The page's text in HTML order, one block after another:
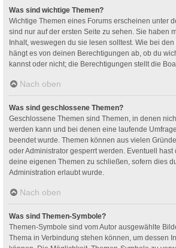
Was sind wichtige Themen?
Wichtige Themen eines Forums erscheinen unter
sind nur auf der ersten Seite zu sehen. Sie haben
Inhalt, weswegen du sie lesen solltest. Wie bei
hängt es von deinen Berechtigungen ab, ob du
kannst oder nicht; die Berechtigungen stellt die
Nach oben
Was sind geschlossene Themen?
Geschlossene Themen sind Themen, in denen
werden kann und bei denen eine laufende
beendet wurde. Themen können aus vielen
oder Administrator gesperrt werden. Eventuell hast
deine eigenen Themen zu schließen, sofern dies
Administration erlaubt wurde.
Nach oben
Was sind Themen-Symbole?
Themen-Symbole sind vom Autor ausgewählte
Thema in Verbindung stehen können, um dessen